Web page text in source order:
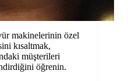
makinelerinin özel
kısaltmak,
müşterileri
öğrenin.